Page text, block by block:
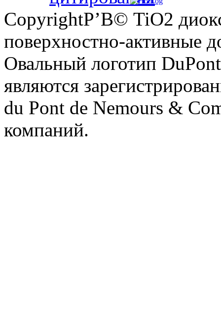
CopyrightР’В© TiO2
поверхностно-активные
Овальный логотип
являются
du Pont de Nemours &
компаний.